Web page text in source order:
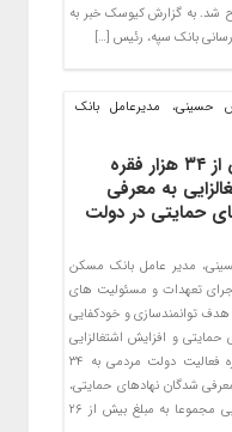
شد. به گزارش کیوسک خبر به
بانک سپه، رئیس […]
حسینی، مدیرعامل بانک
پرداخت بیش از ۳۴ هزار فقره
به معرفی
حمایتی در دولت
مدیر عامل بانک مسکن
تعهدات و مسئولیت های
هدف توانمندسازی و خودکفایی
حمایتی و افزایش اشتغالزایی
در کشور، طی دوره فعالیت دولت مردمی به ۳۴
نفر از معرفی شدگان نهادهای حمایتی،
تسهیلات اشتغالزایی مجموعا به مبلغ بیش از ۲۶